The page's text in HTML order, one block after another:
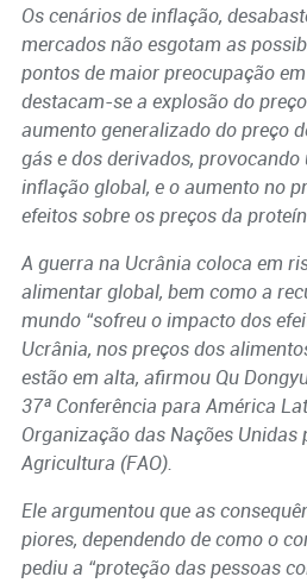
Os cenários de inflação,
mercados não esgotam as
pontos de maior preocupação
destacam-se a explosão do
aumento generalizado do preço
gás e dos derivados, provocando
inflação global, e o aumento no
efeitos sobre os preços da
A guerra na Ucrânia coloca em
alimentar global, bem como a
mundo “sofreu o impacto dos
Ucrânia, nos preços dos
estão em alta, afirmou Qu
37ª Conferência para América
Organização das Nações Unidas
Agricultura (FAO).
Ele argumentou que as
piores, dependendo de como o
pediu a “proteção das pessoas